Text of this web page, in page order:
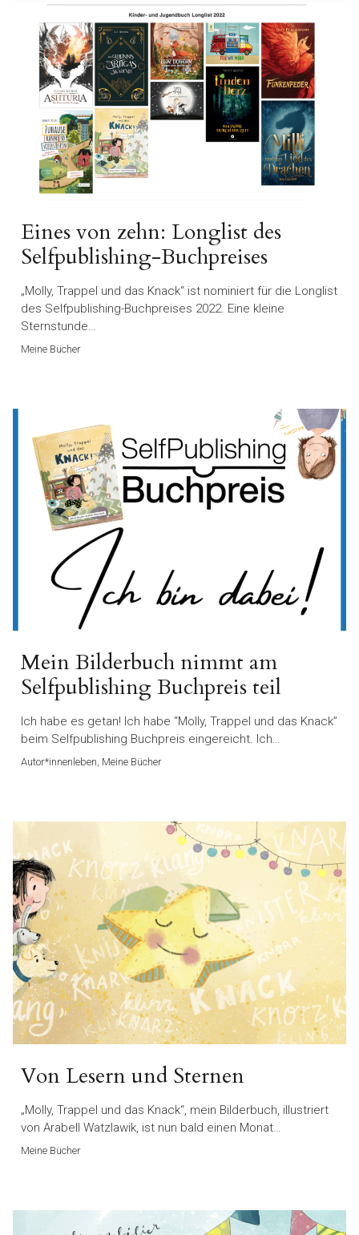
Eines von zehn: Longlist des
Selfpublishing-Buchpreises
„Molly, Trappel und das Knack“ ist nominiert für die Longlist
des Selfpublishing-Buchpreises 2022. Eine kleine
Sternstunde…
Meine Bücher
Mein Bilderbuch nimmt am
Selfpublishing Buchpreis teil
Ich habe es getan! Ich habe “Molly, Trappel und das Knack”
beim Selfpublishing Buchpreis eingereicht. Ich…
Autor*innenleben, Meine Bücher
Von Lesern und Sternen
„Molly, Trappel und das Knack“, mein Bilderbuch, illustriert
von Arabell Watzlawik, ist nun bald einen Monat…
Meine Bücher